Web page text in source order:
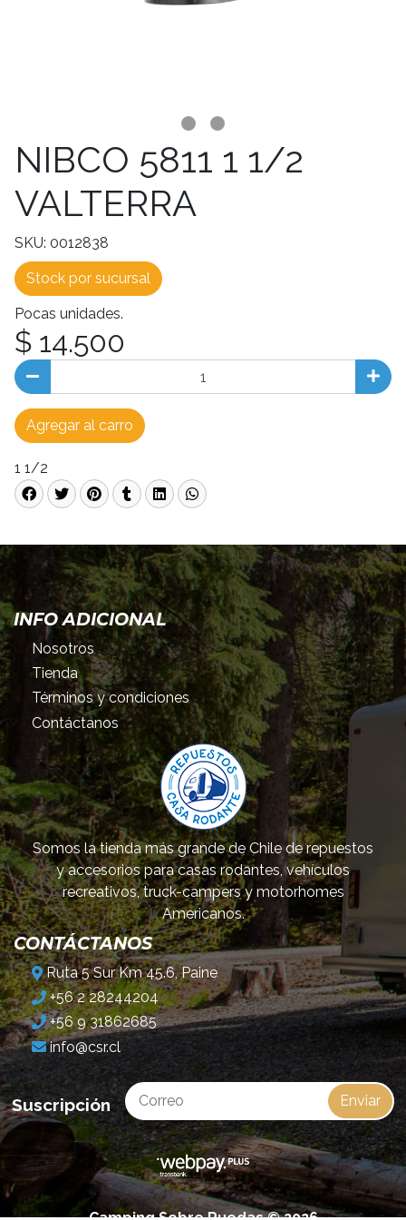
NIBCO 5811 1 1/2
VALTERRA
SKU: 0012838
Stock por sucursal
Pocas unidades.
$ 14.500
Agregar al carro
1 1/2
INFO ADICIONAL
Nosotros
Tienda
Términos y condiciones
Contáctanos
Somos la tienda más grande de Chile de repuestos
y accesorios para casas rodantes, vehículos
recreativos, truck-campers y motorhomes
Americanos.
CONTÁCTANOS
Ruta 5 Sur Km 45.6, Paine
+56 2 28244204
+56 9 31862685
info@csr.cl
Suscripción Enviar